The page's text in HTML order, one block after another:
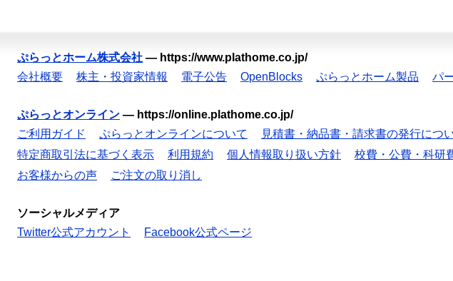
ぷらっとホーム株式会社 — https://www.plathome.co.jp/
会社概要
株主・投資家情報 電子公告 OpenBlocks ぷらっとホーム製品 パ
ぷらっとオンライン — https://online.plathome.co.jp/
ご利用ガイド
ぷらっとオンラインについて 見積書・納品書・請求書の発行につ
特定商取引法に基づく表示
利用規約 個人情報取り扱い方針 校費・公費・科研
お客様からの声
ご注文の取り消し
ソーシャルメディア
Twitter公式アカウント
Facebook公式ページ